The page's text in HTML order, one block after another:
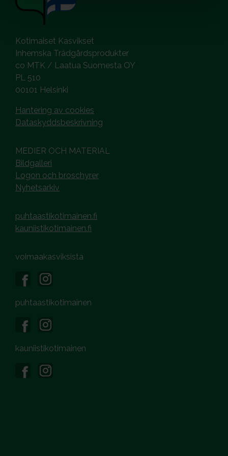
Kotimaiset Kasvikset
Inhemska Trädgårdsprodukter
co MTK / Laatua Suomesta OY
PL 510
00101 Helsinki
Hantering av cookies
Dataskyddsbeskrivning
MEDIER OCH MATERIAL
Bildgalleri
Logon och broschyrer
Nyhetsarkiv
puhtaastikotimainen.fi
kauniistikotimainen.fi
voimaakasviksista
puhtaastikotimainen
kauniistikotimainen